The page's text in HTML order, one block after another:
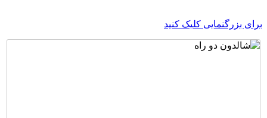
بزرگنمایی کلیک کنید